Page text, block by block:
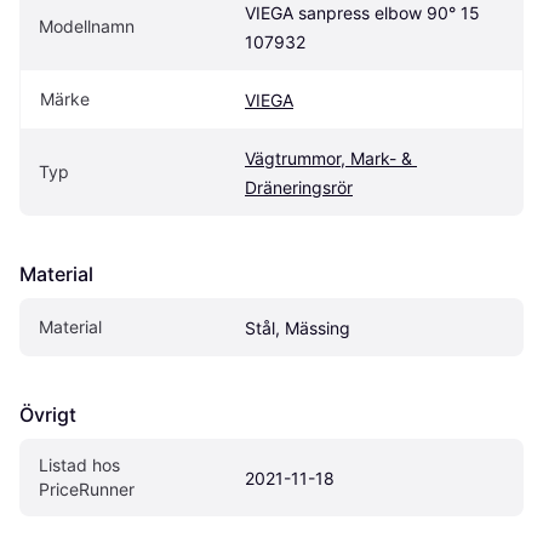
Modellnamn
VIEGA sanpress elbow 90° 15
107932
Märke VIEGA
Typ
Vägtrummor, Mark- &
Dräneringsrör
Material
Material Stål, Mässing
Övrigt
Listad hos
PriceRunner
2021-11-18